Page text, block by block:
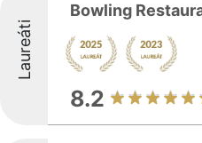
Laureáti
Bowling
8.2